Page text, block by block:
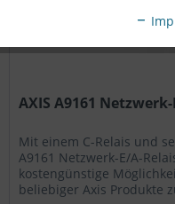
AXIS A9161
Mit einem C-Relais und
A9161 Netzwerk-E/A-
kostengünstige
beliebiger Axis Produkte